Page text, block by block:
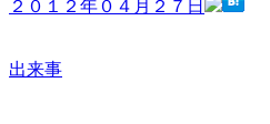
２０１２年０４月２７日
出来事